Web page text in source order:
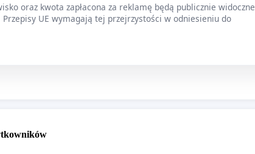
oraz kwota zapłacona za reklamę będą publicznie widoczne
UE wymagają tej przejrzystości w odniesieniu do